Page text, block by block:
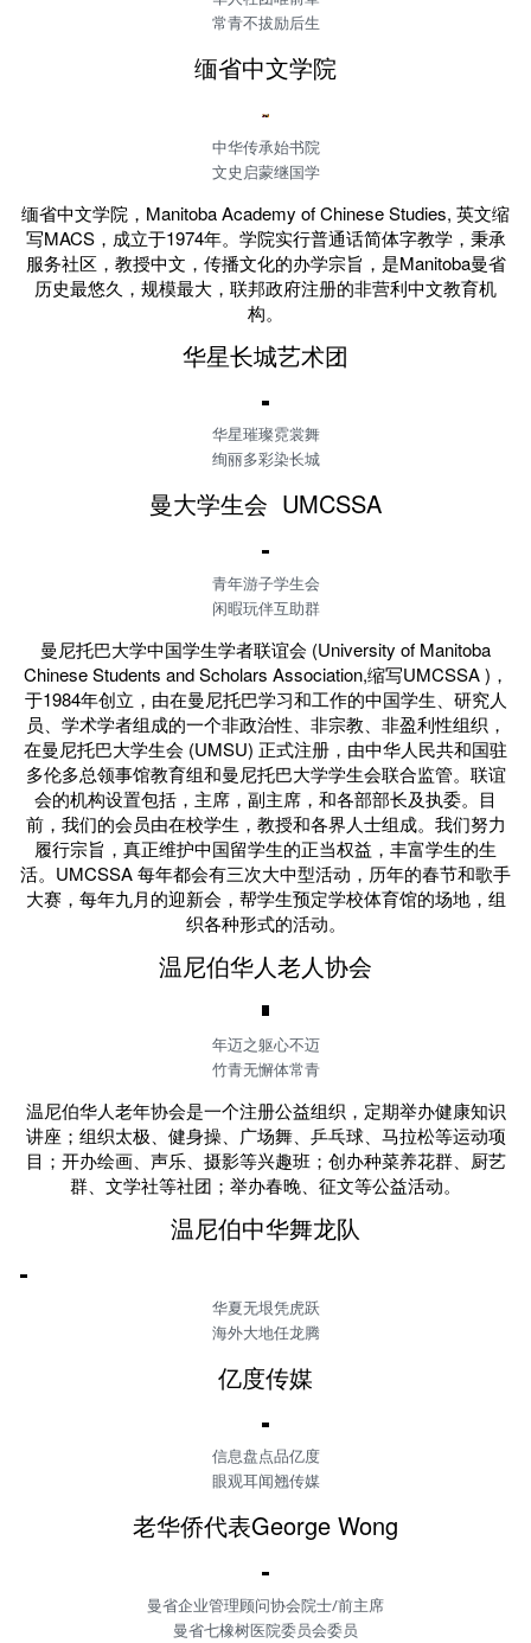
常青不拔励后生
缅省中文学院
中华传承始书院
文史启蒙继国学
缅省中文学院，Manitoba Academy of Chinese Studies, 英文缩
写MACS，成立于1974年。学院实行普通话简体字教学，秉承
服务社区，教授中文，传播文化的办学宗旨，是Manitoba曼省
历史最悠久，规模最大，联邦政府注册的非营利中文教育机
构。
华星长城艺术团
华星璀璨霓裳舞
绚丽多彩染长城
曼大学生会 UMCSSA
青年游子学生会
闲暇玩伴互助群
曼尼托巴大学中国学生学者联谊会 (University of Manitoba
Chinese Students and Scholars Association,缩写UMCSSA )，
于1984年创立，由在曼尼托巴学习和工作的中国学生、研究人
员、学术学者组成的一个非政治性、非宗教、非盈利性组织，
在曼尼托巴大学生会 (UMSU) 正式注册，由中华人民共和国驻
多伦多总领事馆教育组和曼尼托巴大学学生会联合监管。联谊
会的机构设置包括，主席，副主席，和各部部长及执委。目
前，我们的会员由在校学生，教授和各界人士组成。我们努力
履行宗旨，真正维护中国留学生的正当权益，丰富学生的生
活。UMCSSA 每年都会有三次大中型活动，历年的春节和歌手
大赛，每年九月的迎新会，帮学生预定学校体育馆的场地，组
织各种形式的活动。
温尼伯华人老人协会
年迈之躯心不迈
竹青无懈体常青
温尼伯华人老年协会是一个注册公益组织，定期举办健康知识
讲座；组织太极、健身操、广场舞、乒乓球、马拉松等运动项
目；开办绘画、声乐、摄影等兴趣班；创办种菜养花群、厨艺
群、文学社等社团；举办春晚、征文等公益活动。
温尼伯中华舞龙队
华夏无垠凭虎跃
海外大地任龙腾
亿度传媒
信息盘点品亿度
眼观耳闻翘传媒
老华侨代表George Wong
曼省企业管理顾问协会院士/前主席
曼省七橡树医院委员会委员